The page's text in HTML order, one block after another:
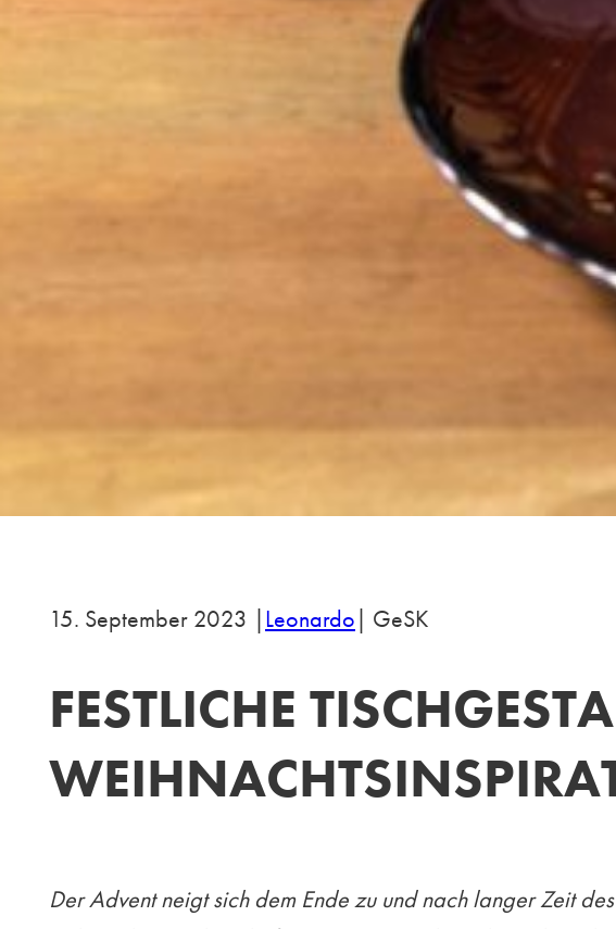
15. September 2023 |Leonardo| GeSK
FESTLICHE
Der Advent neigt sich dem Ende zu und nach langer Zeit